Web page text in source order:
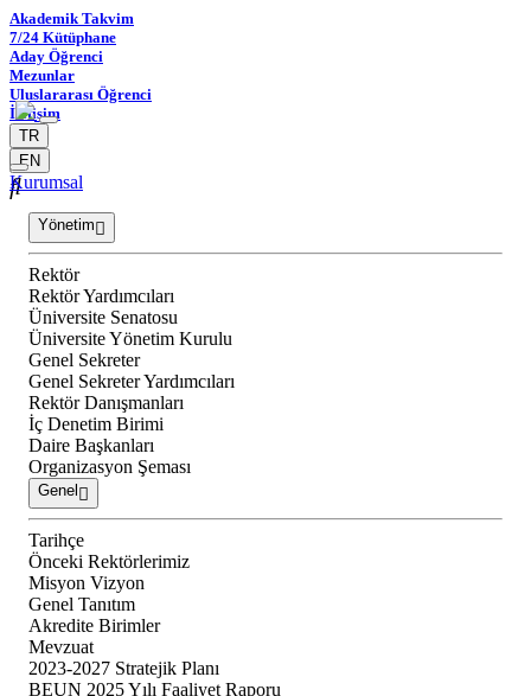
Akademik Takvim
7/24 Kütüphane
Aday Öğrenci
Mezunlar
Uluslararası Öğrenci
İletişim
TR
EN
Kurumsal
Yönetim
Rektör
Rektör Yardımcıları
Üniversite Senatosu
Üniversite Yönetim Kurulu
Genel Sekreter
Genel Sekreter Yardımcıları
Rektör Danışmanları
İç Denetim Birimi
Daire Başkanları
Organizasyon Şeması
Genel
Tarihçe
Önceki Rektörlerimiz
Misyon Vizyon
Genel Tanıtım
Akredite Birimler
Mevzuat
2023-2027 Stratejik Planı
BEUN 2025 Yılı Faaliyet Raporu